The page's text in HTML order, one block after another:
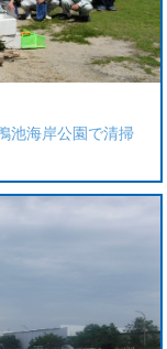
池海岸公園で清掃